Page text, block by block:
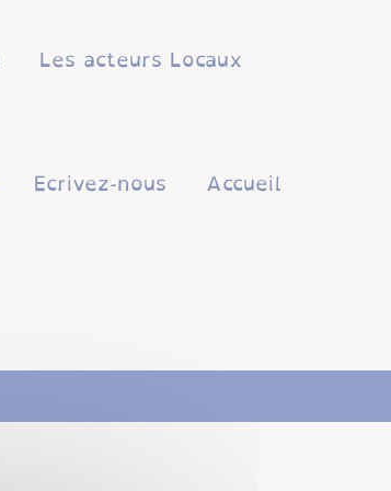
Les acteurs Locaux
Ecrivez-nous Accueil